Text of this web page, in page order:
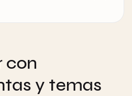
con
y temas